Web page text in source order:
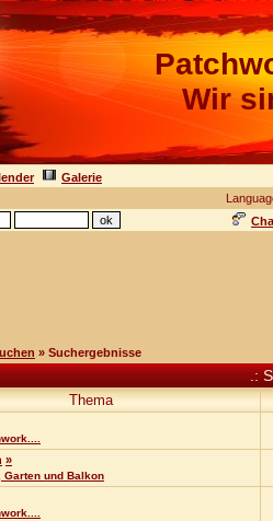
Wir
Galerie
» Suchergebnisse
.:
Thema
»
Garten und Balkon